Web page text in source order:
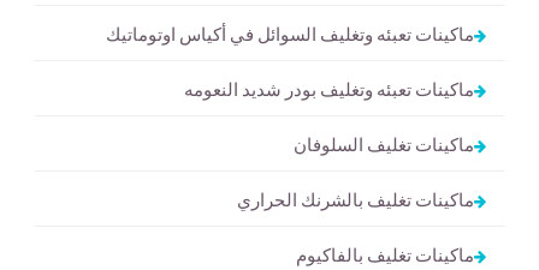
ماكينات تعبئه وتغليف السوائل في أكياس اوتوماتيك
ماكينات تعبئه وتغليف بودر شديد النعومه
ماكينات تغليف السلوفان
ماكينات تغليف بالشرنك الحراري
ماكينات تغليف بالفاكيوم